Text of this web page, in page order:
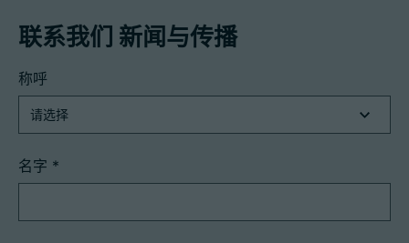
联系我们 新闻与传播
称呼
名字 *